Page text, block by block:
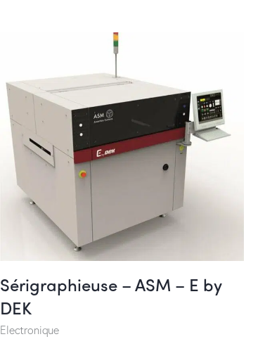
Sérigraphieuse – ASM – E by
DEK
Electronique